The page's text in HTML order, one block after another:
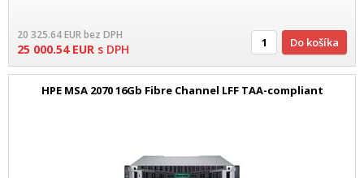
20 325.64EURbez DPH
25 000.54EUR s DPH Do košíka
HPE MSA 2070 16Gb Fibre Channel LFF TAA-compliant